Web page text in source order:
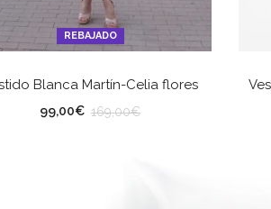
REBAJADO
Blanca Martín-Celia flores
99,00€ 169,00€